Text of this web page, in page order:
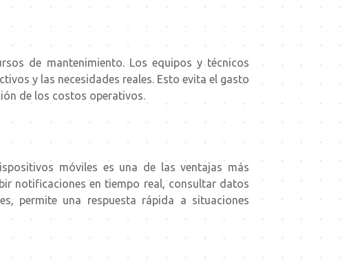
de mantenimiento. Los equipos y técnicos
y las necesidades reales. Esto evita el gasto
de los costos operativos.
móviles es una de las ventajas más
notificaciones en tiempo real, consultar datos
permite una respuesta rápida a situaciones